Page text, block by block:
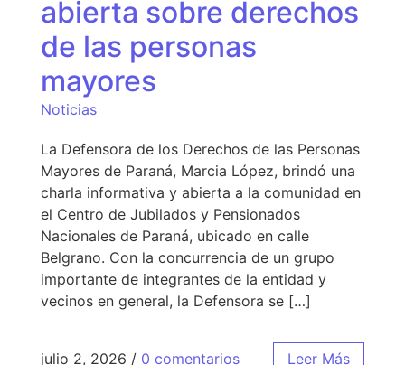
abierta sobre derechos
de las personas
mayores
Noticias
La Defensora de los Derechos de las Personas
Mayores de Paraná, Marcia López, brindó una
charla informativa y abierta a la comunidad en
el Centro de Jubilados y Pensionados
Nacionales de Paraná, ubicado en calle
Belgrano. Con la concurrencia de un grupo
importante de integrantes de la entidad y
vecinos en general, la Defensora se […]
julio 2, 2026 / 0 comentarios Leer Más